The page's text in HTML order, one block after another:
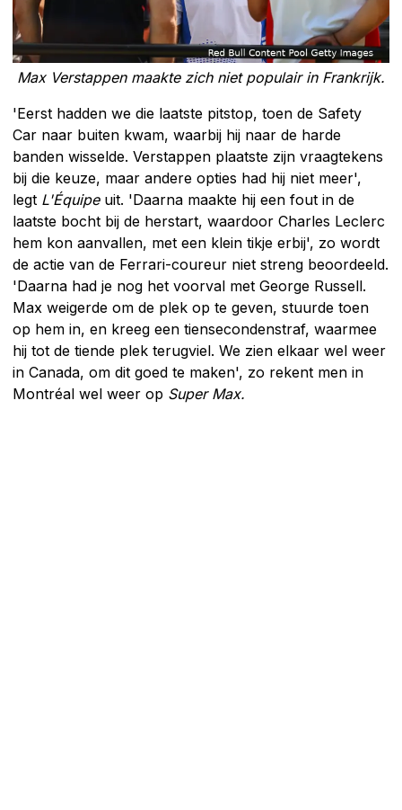
Max Verstappen maakte zich niet populair in Frankrijk.
'Eerst hadden we die laatste pitstop, toen de Safety
Car naar buiten kwam, waarbij hij naar de harde
banden wisselde. Verstappen plaatste zijn vraagtekens
bij die keuze, maar andere opties had hij niet meer',
legt L'Équipeuit. 'Daarna maakte hij een fout in de
laatste bocht bij de herstart, waardoor Charles Leclerc
hem kon aanvallen, met een klein tikje erbij', zo wordt
de actie van de Ferrari-coureur niet streng beoordeeld.
'Daarna had je nog het voorval met George Russell.
Max weigerde om de plek op te geven, stuurde toen
op hem in, en kreeg een tiensecondenstraf, waarmee
hij tot de tiende plek terugviel. We zien elkaar wel weer
in Canada, om dit goed te maken', zo rekent men in
Montréal wel weer op Super Max.